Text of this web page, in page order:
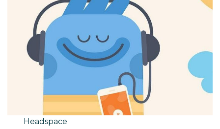
Headspace